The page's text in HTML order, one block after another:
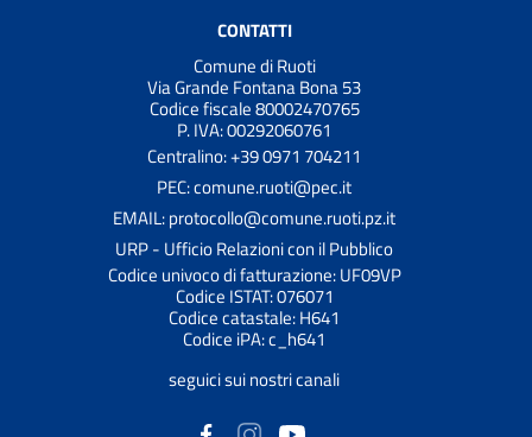
CONTATTI
Comune di Ruoti
Via Grande Fontana Bona 53
Codice fiscale 80002470765
P. IVA: 00292060761
Centralino: +39 0971 704211
PEC: comune.ruoti@pec.it
EMAIL: protocollo@comune.ruoti.pz.it
URP - Ufficio Relazioni con il Pubblico
Codice univoco di fatturazione: UF09VP
Codice ISTAT: 076071
Codice catastale: H641
Codice iPA: c_h641
seguici sui nostri canali